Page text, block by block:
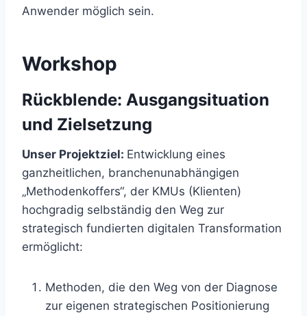
Anwender möglich sein.
Workshop
Rückblende: Ausgangsituation
und Zielsetzung
Unser Projektziel: Entwicklung eines
ganzheitlichen, branchenunabhängigen
„Methodenkoffers“, der KMUs (Klienten)
hochgradig selbständig den Weg zur
strategisch fundierten digitalen Transformation
ermöglicht:
Methoden, die den Weg von der Diagnose
zur eigenen strategischen Positionierung